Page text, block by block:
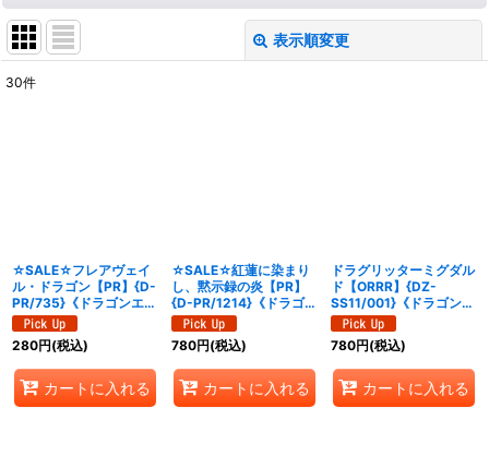
表示順変更
30件
☆SALE☆フレアヴェイ
ル・ドラゴン【PR】{D-
PR/735}《ドラゴンエン
パイア》
280円(税込)
カートに入れる
☆SALE☆紅蓮に染まり
し、黙示録の炎【PR】
{D-PR/1214}《ドラゴン
エンパイア》
780円(税込)
カートに入れる
ドラグリッターミグダル
ド【ORRR】{DZ-
SS11/001}《ドラゴンエ
ンパイア》
780円(税込)
カートに入れる